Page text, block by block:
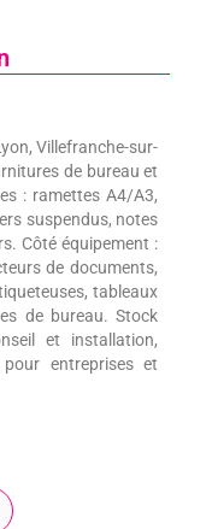
Villefranche-sur-
de bureau et
: ramettes A4/A3,
suspendus, notes
Côté équipement :
de documents,
tableaux
de bureau. Stock
et installation,
entreprises et